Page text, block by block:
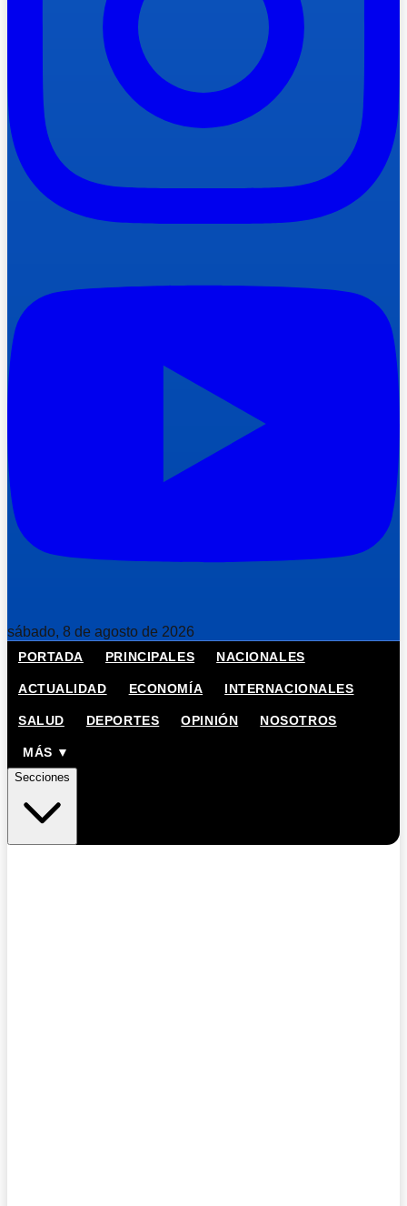
sábado, 8 de agosto de 2026
PORTADA PRINCIPALES NACIONALES
ACTUALIDAD ECONOMÍA INTERNACIONALES
SALUD DEPORTES OPINIÓN NOSOTROS
MÁS ▼
Secciones